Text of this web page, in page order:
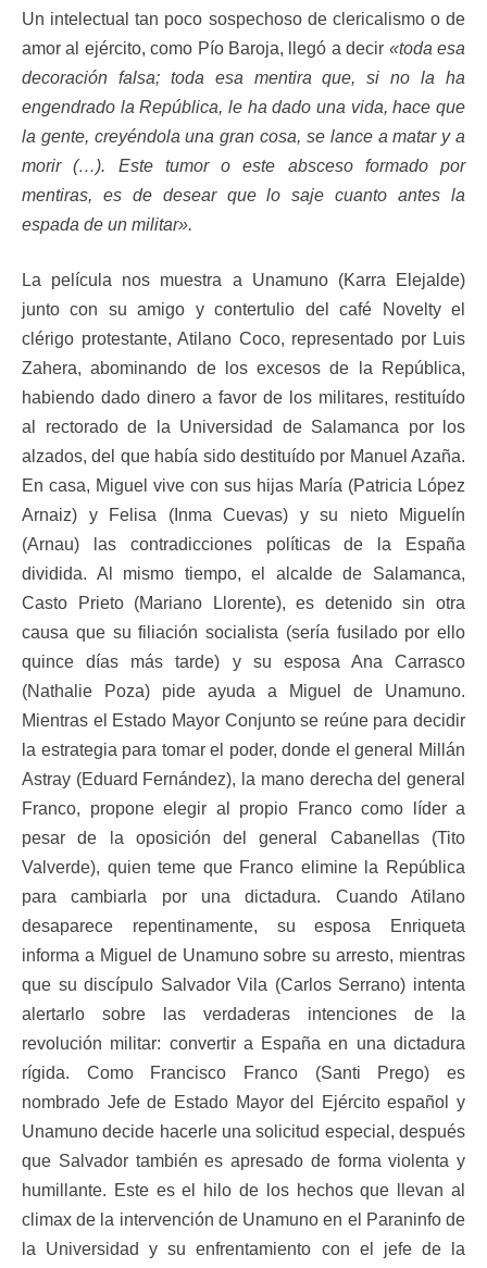
Un intelectual tan poco sospechoso de clericalismo o de
amor al ejército, como Pío Baroja, llegó a decir «toda esa
decoración falsa; toda esa mentira que, si no la ha
engendrado la República, le ha dado una vida, hace que
la gente, creyéndola una gran cosa, se lance a matar y a
morir (…). Este tumor o este absceso formado por
mentiras, es de desear que lo saje cuanto antes la
espada de un militar».
La película nos muestra a Unamuno (Karra Elejalde)
junto con su amigo y contertulio del café Novelty el
clérigo protestante, Atilano Coco, representado por Luis
Zahera, abominando de los excesos de la República,
habiendo dado dinero a favor de los militares, restituído
al rectorado de la Universidad de Salamanca por los
alzados, del que había sido destituído por Manuel Azaña.
En casa, Miguel vive con sus hijas María (Patricia López
Arnaiz) y Felisa (Inma Cuevas) y su nieto Miguelín
(Arnau) las contradicciones políticas de la España
dividida. Al mismo tiempo, el alcalde de Salamanca,
Casto Prieto (Mariano Llorente), es detenido sin otra
causa que su filiación socialista (sería fusilado por ello
quince días más tarde) y su esposa Ana Carrasco
(Nathalie Poza) pide ayuda a Miguel de Unamuno.
Mientras el Estado Mayor Conjunto se reúne para decidir
la estrategia para tomar el poder, donde el general Millán
Astray (Eduard Fernández), la mano derecha del general
Franco, propone elegir al propio Franco como líder a
pesar de la oposición del general Cabanellas (Tito
Valverde), quien teme que Franco elimine la República
para cambiarla por una dictadura. Cuando Atilano
desaparece repentinamente, su esposa Enriqueta
informa a Miguel de Unamuno sobre su arresto, mientras
que su discípulo Salvador Vila (Carlos Serrano) intenta
alertarlo sobre las verdaderas intenciones de la
revolución militar: convertir a España en una dictadura
rígida. Como Francisco Franco (Santi Prego) es
nombrado Jefe de Estado Mayor del Ejército español y
Unamuno decide hacerle una solicitud especial, después
que Salvador también es apresado de forma violenta y
humillante. Este es el hilo de los hechos que llevan al
climax de la intervención de Unamuno en el Paraninfo de
la Universidad y su enfrentamiento con el jefe de la